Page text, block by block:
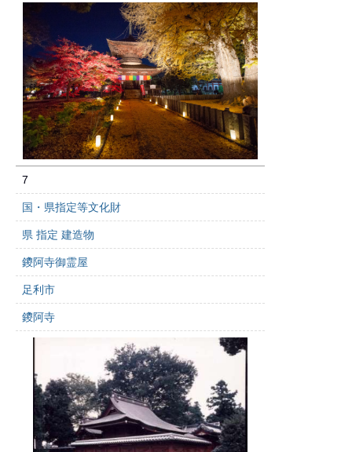
7
国・県指定等文化財
県 指定 建造物
鑁阿寺御霊屋
足利市
鑁阿寺